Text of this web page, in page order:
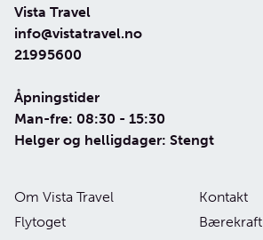
Vista Travel
info@vistatravel.no
21995600
Åpningstider
Man-fre: 08:30 - 15:30
Helger og helligdager: Stengt
Om Vista Travel
Kontakt
Flytoget
Bærekraft